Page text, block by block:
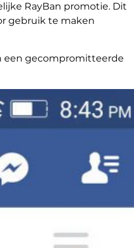
RayBan promotie. Dit
gebruik te maken
een gecompromitteerde